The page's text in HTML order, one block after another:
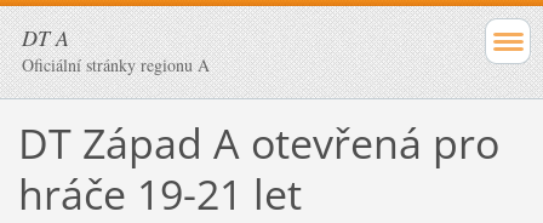
DT A
Oficiální stránky regionu A
DT Západ A otevřená pro
hráče 19-21 let